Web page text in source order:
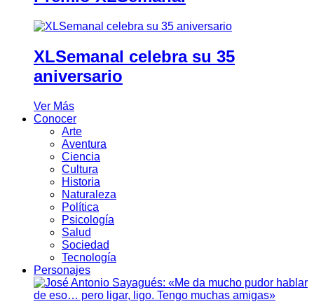
XLSemanal celebra su 35
aniversario
Ver Más
Conocer
Arte
Aventura
Ciencia
Cultura
Historia
Naturaleza
Política
Psicología
Salud
Sociedad
Tecnología
Personajes